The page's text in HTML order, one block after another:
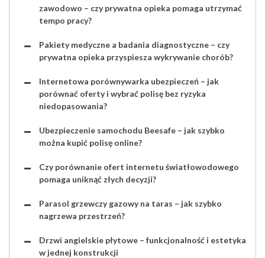
zawodowo – czy prywatna opieka pomaga utrzymać
tempo pracy?
Pakiety medyczne a badania diagnostyczne – czy
prywatna opieka przyspiesza wykrywanie chorób?
Internetowa porównywarka ubezpieczeń – jak
porównać oferty i wybrać polisę bez ryzyka
niedopasowania?
Ubezpieczenie samochodu Beesafe – jak szybko
można kupić polisę online?
Czy porównanie ofert internetu światłowodowego
pomaga uniknąć złych decyzji?
Parasol grzewczy gazowy na taras – jak szybko
nagrzewa przestrzeń?
Drzwi angielskie płytowe – funkcjonalność i estetyka
w jednej konstrukcji